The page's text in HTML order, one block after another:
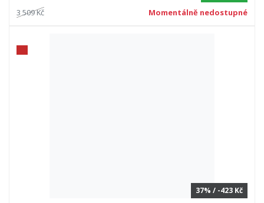
3 509 Kč Momentálně nedostupné
37% / -423 Kč